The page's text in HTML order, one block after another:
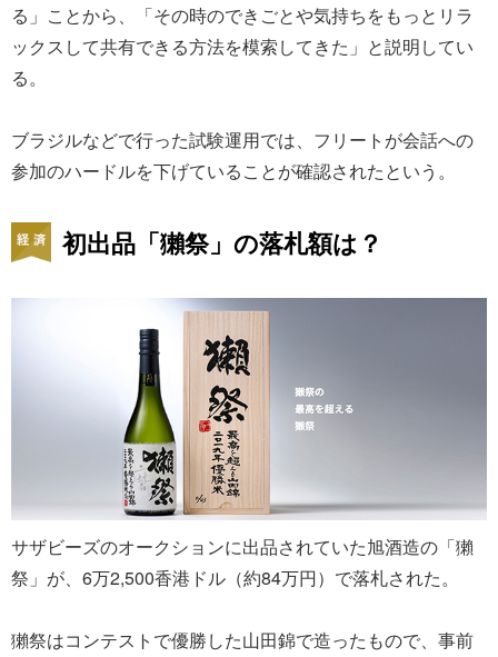
る」ことから、「その時のできごとや気持ちをもっとリラ
ックスして共有できる方法を模索してきた」と説明してい
る。
ブラジルなどで行った試験運用では、フリートが会話への
参加のハードルを下げていることが確認されたという。
初出品「獺祭」の落札額は？
サザビーズのオークションに出品されていた旭酒造の「獺
祭」が、6万2,500香港ドル（約84万円）で落札された。
獺祭はコンテストで優勝した山田錦で造ったもので、事前